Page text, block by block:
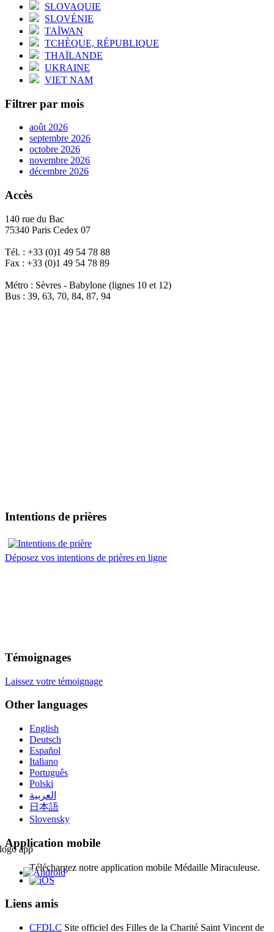
SLOVAQUIE
SLOVÉNIE
TAÏWAN
TCHÈQUE, RÉPUBLIQUE
THAÏLANDE
UKRAINE
VIET NAM
Filtrer par mois
août 2026
septembre 2026
octobre 2026
novembre 2026
décembre 2026
Accès
140 rue du Bac
75340 Paris Cedex 07
Tél. : +33 (0)1 49 54 78 88
Fax : +33 (0)1 49 54 78 89
Métro : Sèvres - Babylone (lignes 10 et 12)
Bus : 39, 63, 70, 84, 87, 94
Intentions de prières
Déposez vos intentions de prières en ligne
Témoignages
Laissez votre témoignage
Other languages
English
Deutsch
Español
Italiano
Português
Polski
العربية
日本語
Slovensky
Application mobile
Téléchargez notre application mobile Médaille Miraculeuse.
Liens amis
CFDLC Site officiel des Filles de la Charité Saint Vincent de